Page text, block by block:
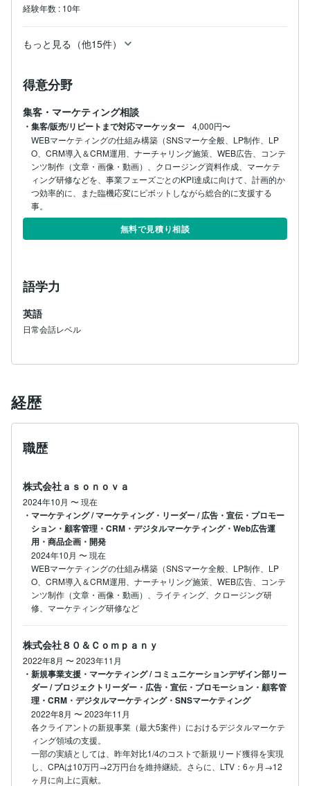
経験年数 : 10年
もっと見る（他15件）
得意分野
集客・マーケティング相談
・集客/販売/リピートまで対応マーケッター
4,000円〜
WEBマーケティングの仕組み構築（SNSマーケ全般、LP制作、LP
O、CRM導入＆CRM運用、ナーチャリング施策、WEB広告、コンテ
ンツ制作（文章・画像・動画）、クロージング資料作成、マーケテ
ィング研修などを、事業フェーズごとのKPI達成に向けて、計画的か
つ効率的に、また臨機応変にピボットしながら総合的に⽀援する
事。
無料で見積り相談
語学力
英語
日常会話レベル
経歴
職歴
株式会社ａｓｏｎｏｖａ
2024年10月 〜現在
・マーケティング / マーケティング・リーダー / 広告・宣伝・プロモー
ション・顧客管理・CRM・デジタルマーケティング・Web広告運
用・商品企画・開発
2024年10月 〜現在
WEBマーケティングの仕組み構築（SNSマーケ全般、LP制作、LP
O、CRM導入＆CRM運用、ナーチャリング施策、WEB広告、コンテ
ンツ制作（文章・画像・動画）、ライティング、クロージング研
修、マーケティング研修など
株式会社８０＆Ｃｏｍｐａｎｙ
2022年8月 〜2023年11月
・新規事業支援・マーケティング / コミュニケーションデザイン部リー
ダー / プロジェクトリーダー・広告・宣伝・プロモーション・顧客管
理・CRM・デジタルマーケティング・SNSマーケティング
2022年8月 〜2023年11月
各クライアントの新規事業（最大5案件）におけるデジタルマーケテ
ィング領域の支援。
一部の実績としては、昨年対⽐1/4のコストで新規リード獲得を実現
し、CPAは10万円→2万円台を維持継続。さらに、LTV：6ヶ月→12
ヶ月に向上に貢献。